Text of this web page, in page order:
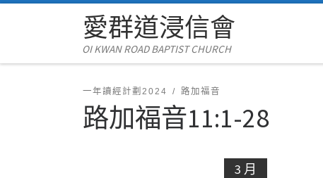
Skip to content愛群道浸信會
OI KWAN ROAD BAPTIST CHURCH
一年讀經計劃2024 路加福音
路加福音11:1-28
3 月